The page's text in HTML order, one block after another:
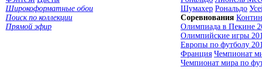
Широкоформатные обои
Поиск по коллекции
Прямой эфир
Шумахер Рональдо
Соревнования
Олимпиада в Пекине
Олимпийские игры
Европы по футболу
Франция Чемпионат
Чемпионат мира по